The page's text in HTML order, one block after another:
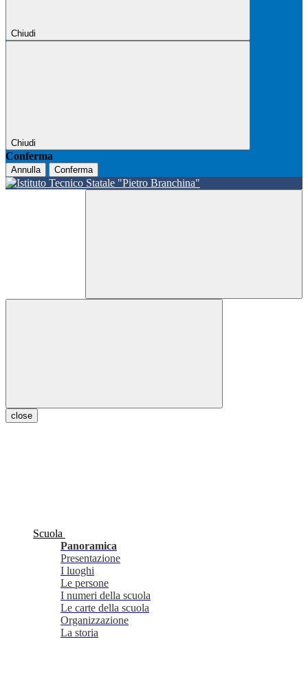
Chiudi
Chiudi
Conferma
Annulla Conferma
close
Scuola
Panoramica
Presentazione
I luoghi
Le persone
I numeri della scuola
Le carte della scuola
Organizzazione
La storia